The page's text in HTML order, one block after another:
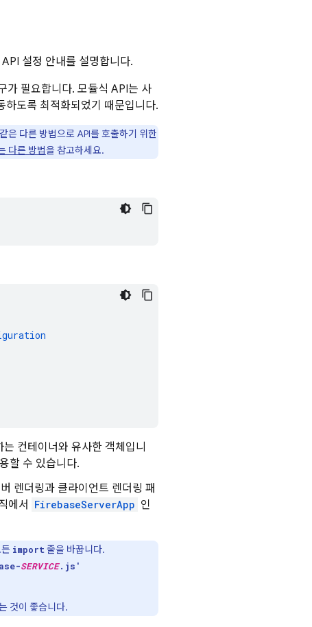
설정 안내를 설명합니다.
가 필요합니다. 모듈식 API는 사
하도록 최적화되었기 때문입니다.
은 다른 방법으로 API를 호출하기 위한
다른 방법을 참고하세요.
컨테이너와 유사한 객체입니
할 수 있습니다.
렌더링과 클라이언트 렌더링 패
에서
FirebaseServerApp 인
import 줄을 바꿉니다.
SERVICE.js'
것이 좋습니다.